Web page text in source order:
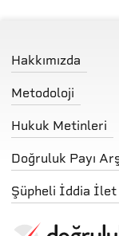
Hakkımızda
Metodoloji
Hukuk Metinleri
Doğruluk Payı
Şüpheli İddia İlet